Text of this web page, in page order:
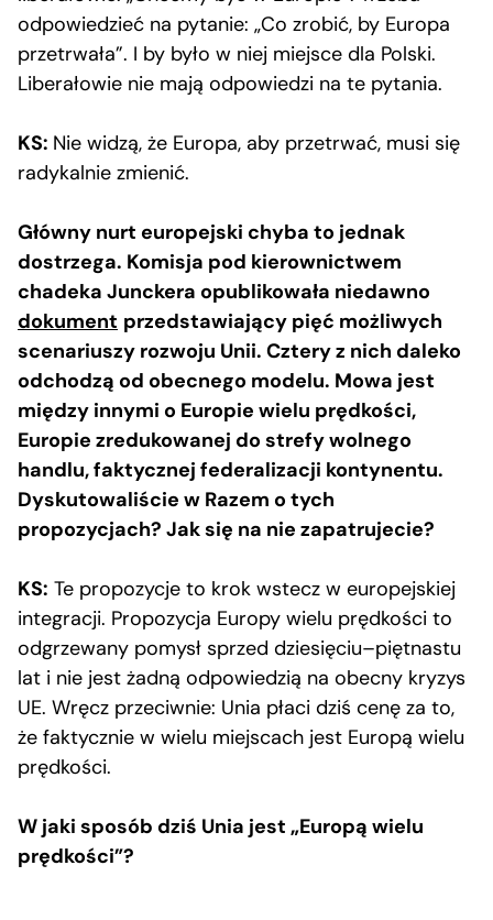
odpowiedzieć na pytanie: „Co zrobić, by Europa
przetrwała”. I by było w niej miejsce dla Polski.
Liberałowie nie mają odpowiedzi na te pytania.
KS: Nie widzą, że Europa, aby przetrwać, musi się
radykalnie zmienić.
Główny nurt europejski chyba to jednak
dostrzega. Komisja pod kierownictwem
chadeka Junckera opublikowała niedawno
dokument przedstawiający pięć możliwych
scenariuszy rozwoju Unii. Cztery z nich daleko
odchodzą od obecnego modelu. Mowa jest
między innymi o Europie wielu prędkości,
Europie zredukowanej do strefy wolnego
handlu, faktycznej federalizacji kontynentu.
Dyskutowaliście w Razem o tych
propozycjach? Jak się na nie zapatrujecie?
KS: Te propozycje to krok wstecz w europejskiej
integracji. Propozycja Europy wielu prędkości to
odgrzewany pomysł sprzed dziesięciu–piętnastu
lat i nie jest żadną odpowiedzią na obecny kryzys
UE. Wręcz przeciwnie: Unia płaci dziś cenę za to,
że faktycznie w wielu miejscach jest Europą wielu
prędkości.
W jaki sposób dziś Unia jest „Europą wielu
prędkości”?